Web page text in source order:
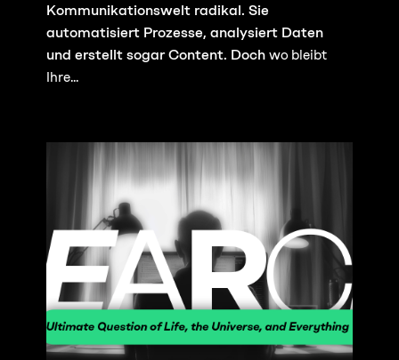
Kommunikationswelt radikal. Sie
automatisiert Prozesse, analysiert Daten
und erstellt sogar Content. Dochwo bleibt
Ihre...